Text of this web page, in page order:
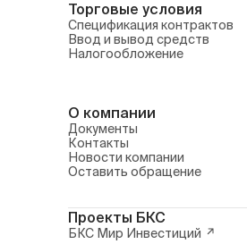
Торговые условия
Спецификация контрактов
Ввод и вывод средств
Налогообложение
О компании
Документы
Контакты
Новости компании
Оставить обращение
Проекты БКС
БКС Мир Инвестиций